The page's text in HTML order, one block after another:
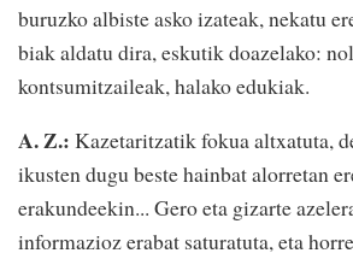
buruzko albiste asko izateak, nekatu
biak aldatu dira, eskutik doazelako:
kontsumitzaileak, halako edukiak.
A. Z.: Kazetaritzatik fokua altxatuta,
ikusten dugu beste hainbat alorretan
erakundeekin... Gero eta gizarte
informazioz erabat saturatuta, eta